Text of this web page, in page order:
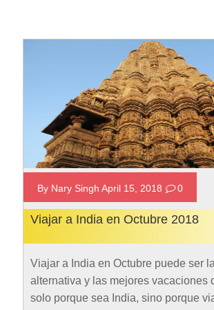
By Nary Singh April 15, 2018 0
Viajar a India en Octubre 2018
Viajar a India en Octubre puede ser
alternativa y las mejores vacaciones
solo porque sea India, sino porque